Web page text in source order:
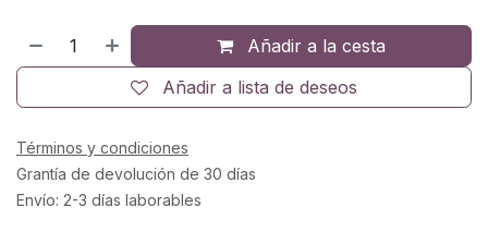
Añadir a la cesta
Añadir a lista de deseos
Términos y condiciones
Grantía de devolución de 30 días
Envío: 2-3 días laborables